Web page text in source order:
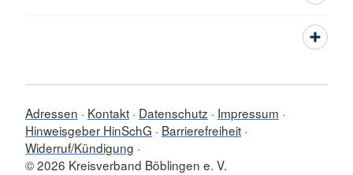
Adressen Kontakt Datenschutz
Impressum
Hinweisgeber HinSchG
Barrierefreiheit
Widerruf/Kündigung
© 2026 Kreisverband Böblingen e. V.